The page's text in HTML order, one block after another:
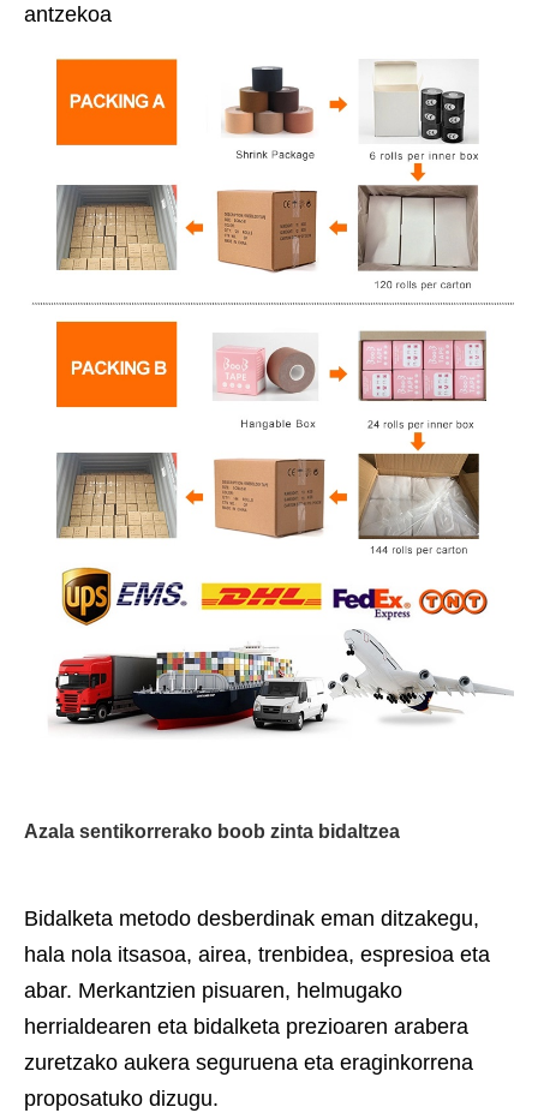
antzekoa
Azala sentikorrerako boob zinta bidaltzea
Bidalketa metodo desberdinak eman ditzakegu,
hala nola itsasoa, airea, trenbidea, espresioa eta
abar. Merkantzien pisuaren, helmugako
herrialdearen eta bidalketa prezioaren arabera
zuretzako aukera seguruena eta eraginkorrena
proposatuko dizugu.